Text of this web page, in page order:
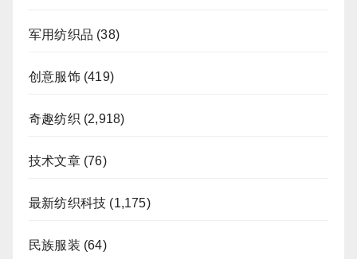
军用纺织品 (38)
创意服饰(419)
奇趣纺织 (2,918)
技术文章(76)
最新纺织科技 (1,175)
民族服装 (64)